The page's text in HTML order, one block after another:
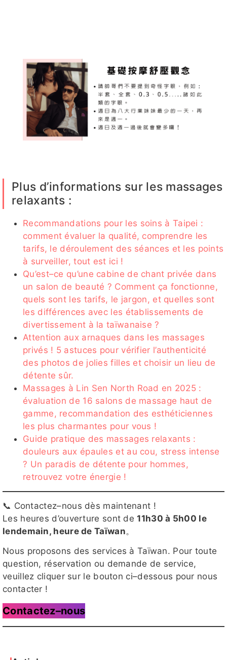
KUKU客
評
妍安 妍安客評 冬天客評 海棠
潘金蓬 艾薇 沐妍 芯芯 少少
喬巴 夏玥 月兒 辰辰 趙薇
奶油客評 妘熙客評 小妶 MOKA 小桃
天蠍
NIKI客
評
愉悅 亞璇
巧比 QQ
七辣客評
1
❤班表
1頂妝
館
0803
❤班表
3頂妝
館
0803
菜心 coco
Plus d’informations sur les massages
relaxants :
Recommandations pour les soins à Taipei :
comment évaluer la qualité, comprendre les
tarifs, le déroulement des séances et les points
à surveiller, tout est ici !
Qu’est–ce qu’une cabine de chant privée dans
un salon de beauté ? Comment ça fonctionne,
quels sont les tarifs, le jargon, et quelles sont
les différences avec les établissements de
divertissement à la taïwanaise ?
Attention aux arnaques dans les massages
privés ! 5 astuces pour vérifier l’authenticité
des photos de jolies filles et choisir un lieu de
détente sûr.
Massages à Lin Sen North Road en 2025 :
évaluation de 16 salons de massage haut de
gamme, recommandation des esthéticiennes
les plus charmantes pour vous !
Guide pratique des massages relaxants :
douleurs aux épaules et au cou, stress intense
? Un paradis de détente pour hommes,
retrouvez votre énergie !
📞 Contactez–nous dès maintenant !
Les heures d’ouverture sont de11h30 à 5h00 le
lendemain, heure de Taïwan。
Nous proposons des services à Taïwan. Pour toute
question, réservation ou demande de service,
veuillez cliquer sur le bouton ci–dessous pour nous
contacter !
Contactez–nous